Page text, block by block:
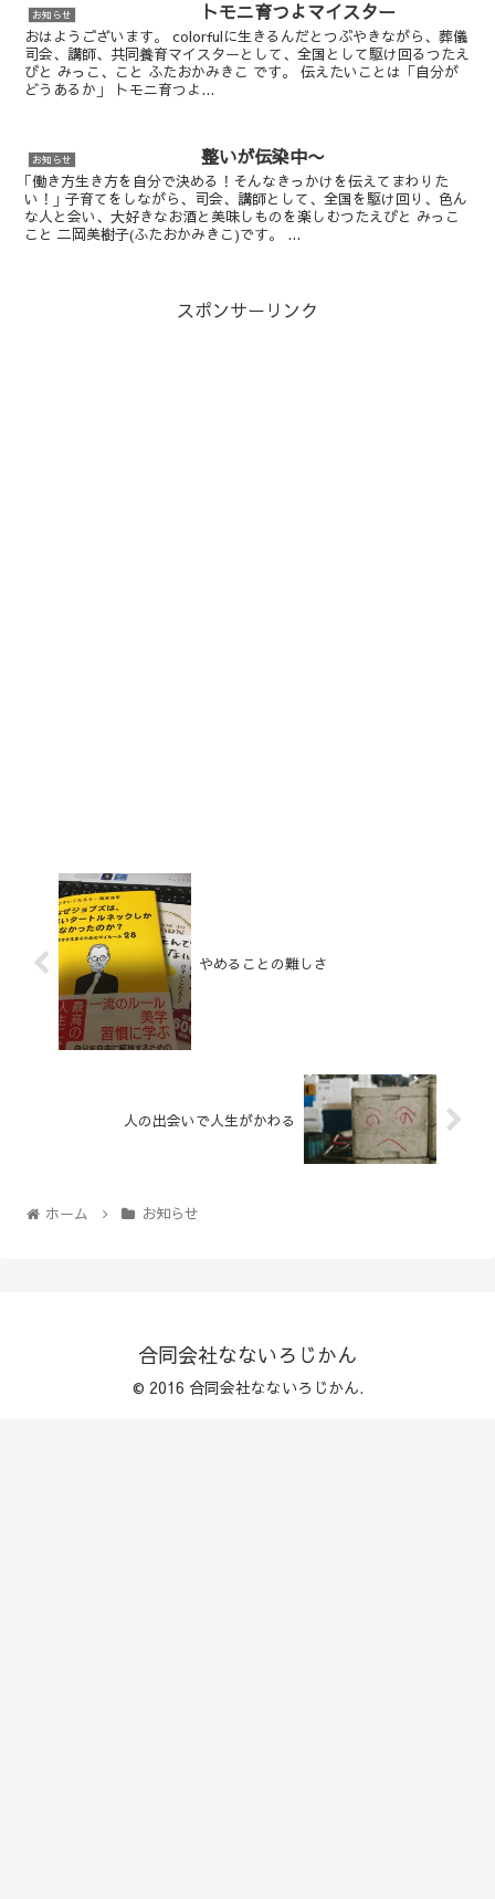
お知らせ トモニ育つよマイスター
おはようございます。 colorfulに生きるんだとつぶやきながら、葬儀
司会、講師、共同養育マイスターとして、全国として駆け回るつたえ
びと みっこ、こと ふたおかみきこ です。 伝えたいことは「自分が
どうあるか」 トモニ育つよ...
お知らせ 整いが伝染中〜
｢働き方生き方を自分で決める！そんなきっかけを伝えてまわりた
い！｣ 子育てをしながら、司会、講師として、全国を駆け回り、色ん
な人と会い、大好きなお酒と美味しものを楽しむつたえびと みっこ
こと 二岡美樹子(ふたおかみきこ)です。 ...
スポンサーリンク
やめることの難しさ
人の出会いで人生がかわる
ホーム お知らせ
合同会社なないろじかん
© 2016 合同会社なないろじかん.